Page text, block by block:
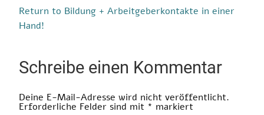
Return to Bildung + Arbeitgeberkontakte in einer
Hand!
Schreibe einen Kommentar
Deine E-Mail-Adresse wird nicht veröffentlicht.
Erforderliche Felder sind mit * markiert